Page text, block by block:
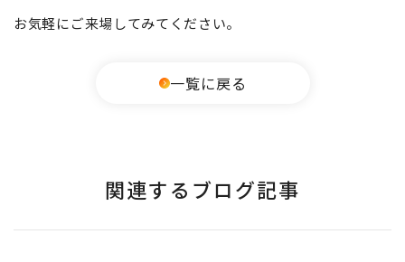
お気軽にご来場してみてください。
一覧に戻る
関連するブログ記事